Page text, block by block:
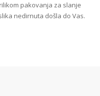
pakovanja za slanje
nedirnuta došla do Vas.